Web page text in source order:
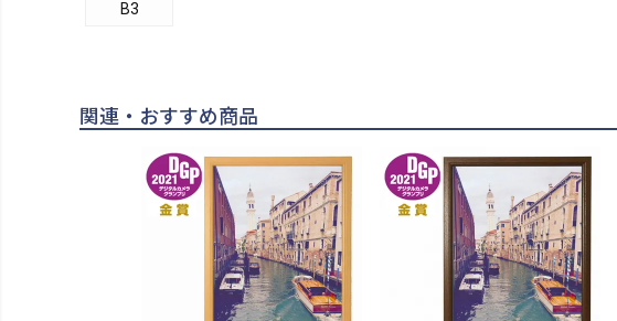
B3
関連・おすすめ商品